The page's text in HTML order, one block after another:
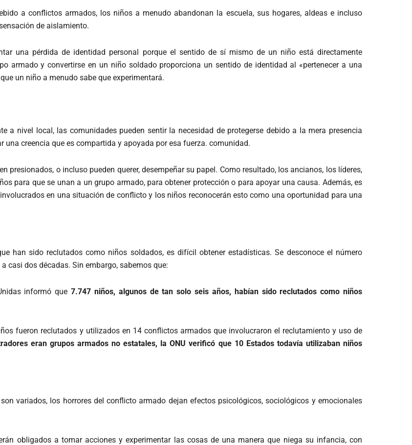
a conflictos armados, los niños a menudo abandonan la escuela, sus hogares, aldeas e incluso
de aislamiento.
una pérdida de identidad personal porque el sentido de sí mismo de un niño está directamente
armado y convertirse en un niño soldado proporciona un sentido de identidad al «pertenecer a una
un niño a menudo sabe que experimentará.
a nivel local, las comunidades pueden sentir la necesidad de protegerse debido a la mera presencia
una creencia que es compartida y apoyada por esa fuerza. comunidad.
presionados, o incluso pueden querer, desempeñar su papel. Como resultado, los ancianos, los líderes,
para que se unan a un grupo armado, para obtener protección o para apoyar una causa. Además, es
en una situación de conflicto y los niños reconocerán esto como una oportunidad para una
han sido reclutados como niños soldados, es difícil obtener estadísticas. Se desconoce el número
casi dos décadas. Sin embargo, sabemos que:
informó que 7.747 niños, algunos de tan solo seis años, habían sido reclutados como niños
fueron reclutados y utilizados en 14 conflictos armados que involucraron el reclutamiento y uso de
eran grupos armados no estatales, la ONU verificó que 10 Estados todavía utilizaban niños
variados, los horrores del conflicto armado dejan efectos psicológicos, sociológicos y emocionales
obligados a tomar acciones y experimentar las cosas de una manera que niega su infancia, con